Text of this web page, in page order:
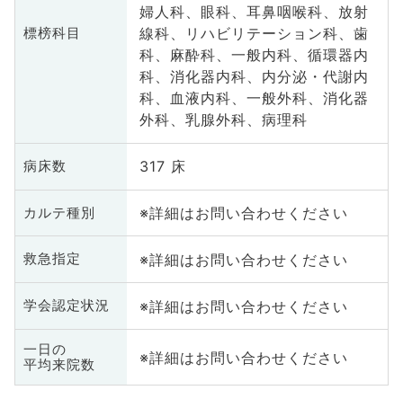
標榜科目
婦人科、眼科、耳鼻咽喉科、放射
線科、リハビリテーション科、歯
科、麻酔科、一般内科、循環器内
科、消化器内科、内分泌・代謝内
科、血液内科、一般外科、消化器
外科、乳腺外科、病理科
病床数 317 床
カルテ種別 ※詳細はお問い合わせください
救急指定 ※詳細はお問い合わせください
学会認定状況 ※詳細はお問い合わせください
一日の
平均来院数
※詳細はお問い合わせください